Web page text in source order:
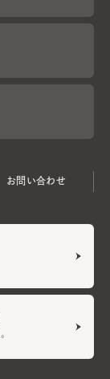
お問い合わせ